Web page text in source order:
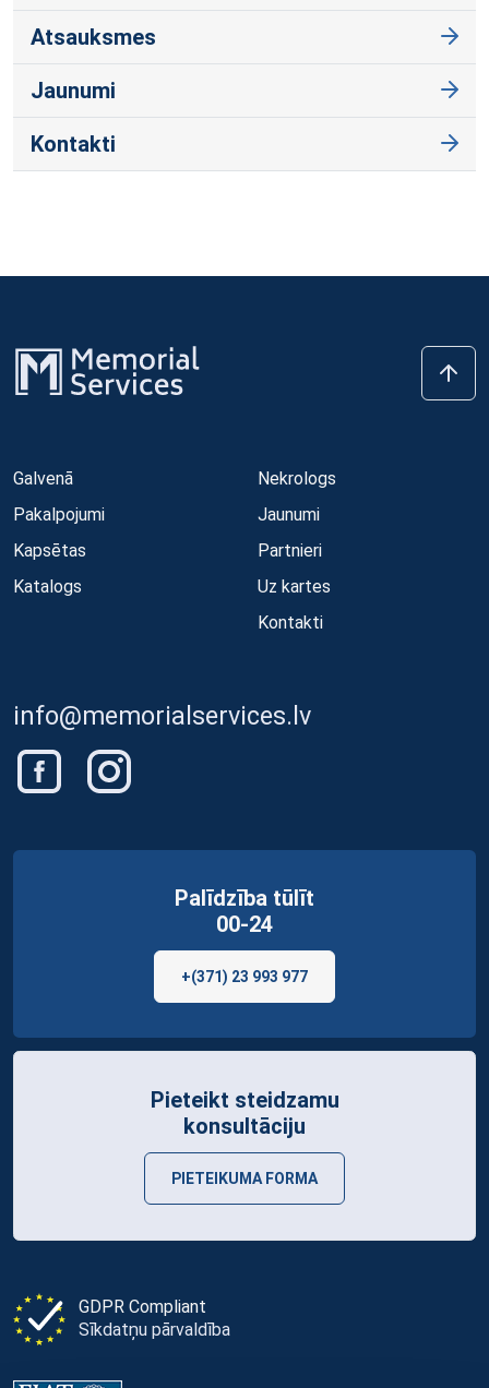
Atsauksmes
Jaunumi
Kontakti
Galvenā
Pakalpojumi
Kapsētas
Katalogs
Nekrologs
Jaunumi
Partnieri
Uz kartes
Kontakti
info@memorialservices.lv
GDPR Compliant
Sīkdatņu pārvaldība
Palīdzība tūlīt
00-24
+(371) 23 993 977
Pieteikt steidzamu
konsultāciju
PIETEIKUMA FORMA